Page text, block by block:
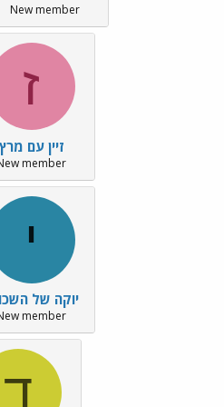
New member
ז
זיין עם מרץ
member
י
יוקה של
member
ד